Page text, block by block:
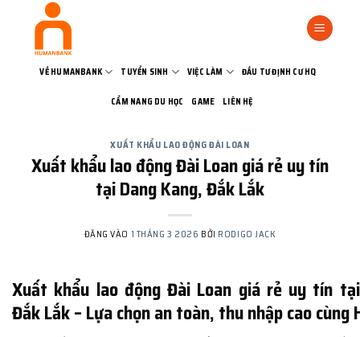
VỀ HUMANBANK TUYỂN SINH VIỆC LÀM ĐẦU TƯ ĐỊNH CƯ HQ
CẨM NANG DU HỌC GAME LIÊN HỆ
XUẤT KHẨU LAO ĐỘNG ĐÀI LOAN
Xuất khẩu lao động Đài Loan giá rẻ uy tín
tại Dang Kang, Đắk Lắk
ĐĂNG VÀO 1 THÁNG 3 2026 BỞI RODIGO JACK
Xuất khẩu lao động Đài Loan giá rẻ uy tín
Đắk Lắk – Lựa chọn an toàn, thu nhập cao cùng